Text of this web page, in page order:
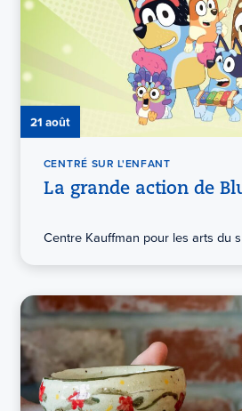
21 août
CENTRÉ SUR L'ENFANT
La grande action de
Centre Kauffman pour les arts du